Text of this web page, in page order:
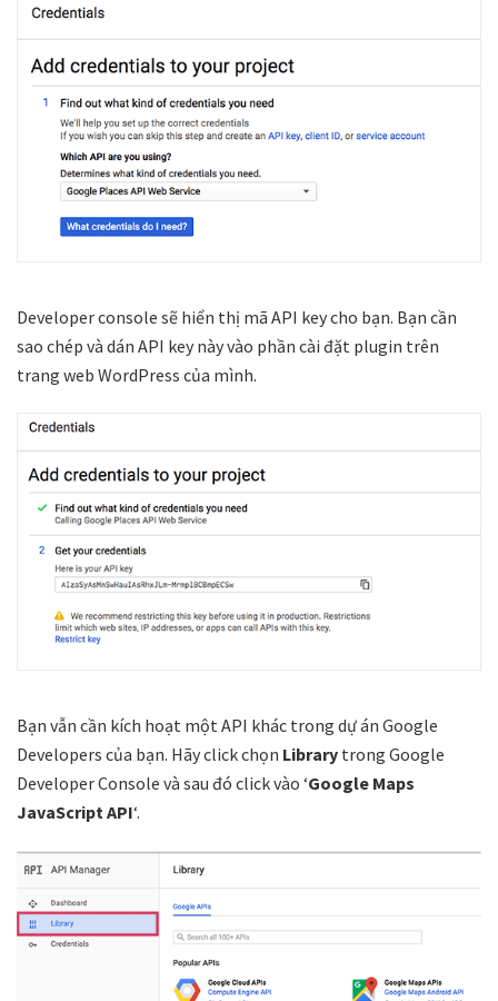
Developer console sẽ hiển thị mã API key cho bạn. Bạn cần
sao chép và dán API key này vào phần cài đặt plugin trên
trang web WordPress của mình.
Bạn vẫn cần kích hoạt một API khác trong dự án Google
Developers của bạn. Hãy click chọn Library trong Google
Developer Console và sau đó click vào ‘Google Maps
JavaScript API‘.